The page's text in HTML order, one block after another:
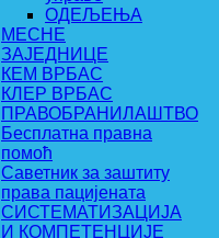
ОДЕЉЕЊА
МЕСНЕ
ЗАЈЕДНИЦЕ
КЕМ ВРБАС
КЛЕР ВРБАС
ПРАВОБРАНИЛАШТВО
Бесплатна правна
помоћ
Саветник за заштиту
права пацијената
СИСТЕМАТИЗАЦИЈА
И КОМПЕТЕНЦИЈЕ